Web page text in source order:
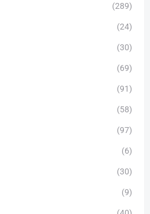
(289)
(24)
(30)
(69)
(91)
(58)
(97)
(6)
(30)
(9)